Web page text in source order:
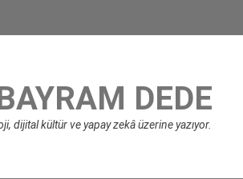
DEDE
dijital kültür ve yapay zekâ üzerine yazıyor.